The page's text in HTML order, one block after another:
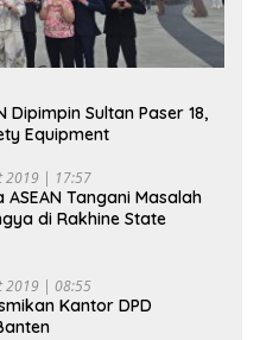
Dipimpin Sultan Paser 18,
Equipment
2019 | 17:57
ASEAN Tangani Masalah
di Rakhine State
2019 | 08:55
Kantor DPD